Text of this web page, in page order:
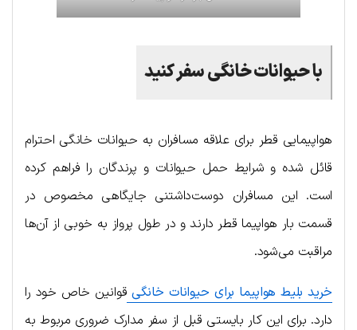
با حیوانات خانگی سفر کنید
هواپیمایی قطر برای علاقه مسافران به حیوانات خانگی احترام
قائل شده و شرایط حمل حیوانات و پرندگان را فراهم کرده
است. این مسافران دوست‌داشتنی جایگاهی مخصوص در
قسمت بار هواپیما قطر دارند و در طول پرواز به خوبی از آن‌ها
مراقبت می‌شود.
خرید بلیط هواپیما برای حیوانات خانگی قوانین خاص خود را
دارد. برای این کار بایستی قبل از سفر مدارک ضروری مربوط به